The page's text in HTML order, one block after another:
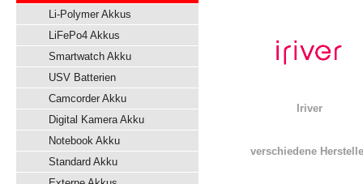
Li-Polymer Akkus
LiFePo4 Akkus
Smartwatch Akku
USV Batterien
Camcorder Akku
Digital Kamera Akku
Notebook Akku
Standard Akku
Iriver
verschiedene